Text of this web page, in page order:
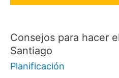
Consejos para hacer
Santiago
Planificación